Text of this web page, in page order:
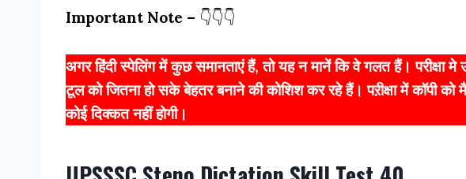
Important Note – 👇👇👇
अगर हिंदी स्पेलिंग में कुछ समानताएं हैं, तो यह न मानें कि वे गलत हैं। परीक्षा मे
टूल को जितना हो सके बेहतर बनाने की कोशिश कर रहे हैं। पऱीक्षा में कॉपी
कोई दिक्कत नहीं होगी।